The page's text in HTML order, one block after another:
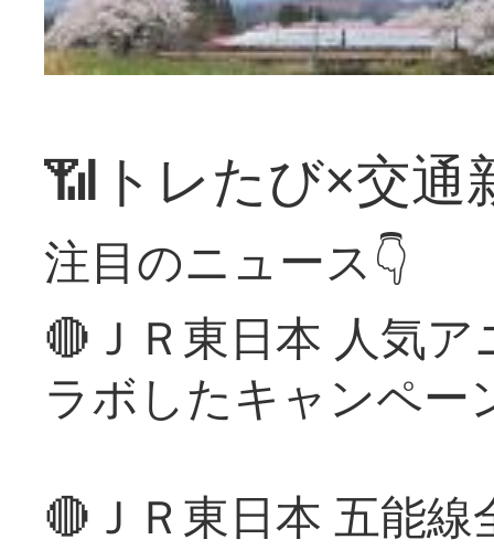
📶トレたび×交通
注目のニュース👇
🔴ＪＲ東日本 人気
ラボしたキャンペー
🔴ＪＲ東日本 五能